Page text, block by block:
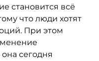
становится всё
что люди хотят
При этом
сегодня